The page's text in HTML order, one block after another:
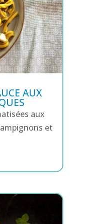
AUX
aux
et